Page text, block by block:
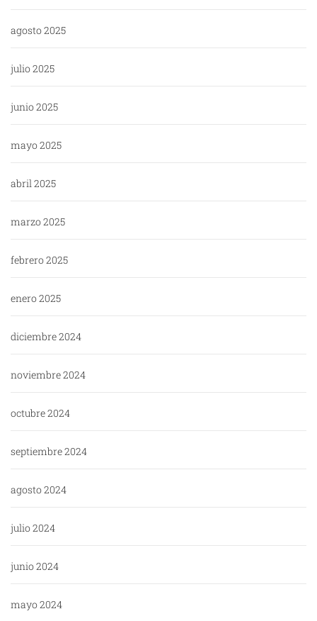
agosto 2025
julio 2025
junio 2025
mayo 2025
abril 2025
marzo 2025
febrero 2025
enero 2025
diciembre 2024
noviembre 2024
octubre 2024
septiembre 2024
agosto 2024
julio 2024
junio 2024
mayo 2024